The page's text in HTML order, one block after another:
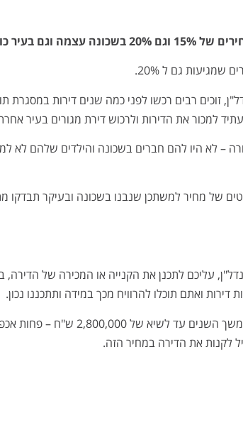
בעיר כולה.
גם ל 20%.
זוכים רבים רכשו לפני כמה שנים דירות במסגרת
למכור את הדירות ולרכוש דירת מגורים בעיר
– לא היו להם חברים בשכונה והילדים שלהם לא
של מחיר למשתכן שנבנו בשכונה ובעיקר תבדקו
עליכם לתכנן את הקנייה או המכירה של הדירה,
ואתם תוכלו להרוויח מכך במידה ותתכננו נכון.
מעבר לכך, זוכי מחיר למשתכן שזכו בדירה במחיר של 1,000,000 ש"ח